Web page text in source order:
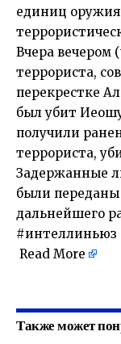
единиц
Вчера вечером
террориста,
перекрестке
был убит
получили
террориста,
Задержанные
были переданы
дальнейшего
#интеллиньюз
Read More
Также может